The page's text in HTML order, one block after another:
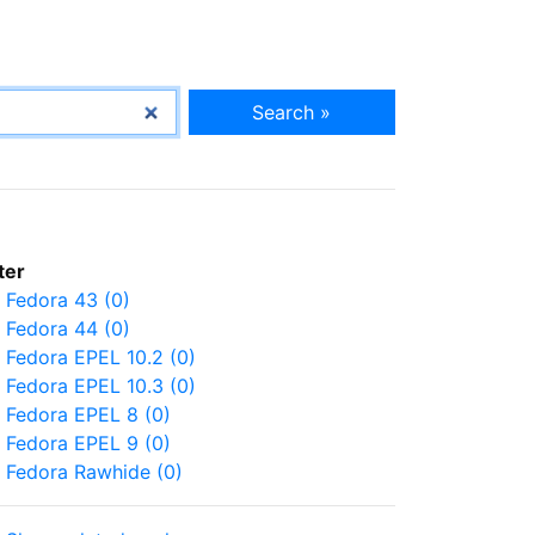
Search »
Fedora 43 (0)
Fedora 44 (0)
Fedora EPEL 10.2 (0)
Fedora EPEL 10.3 (0)
Fedora EPEL 8 (0)
Fedora EPEL 9 (0)
Fedora Rawhide (0)